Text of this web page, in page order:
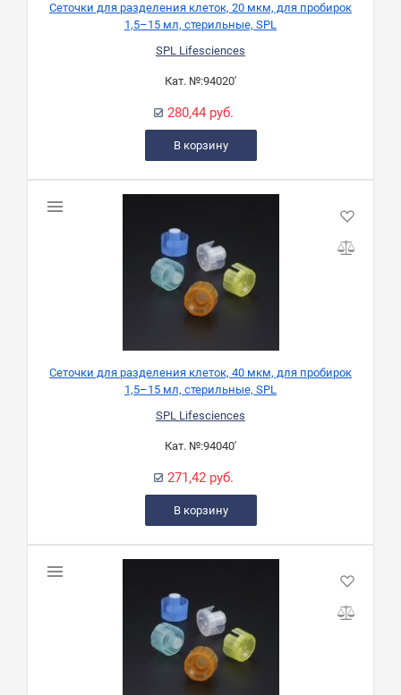
Сеточки для разделения клеток, 20 мкм, для пробирок
1,5–15 мл, стерильные, SPL
SPL Lifesciences
Кат. №:94020'
280,44 руб.
В корзину
Сеточки для разделения клеток, 40 мкм, для пробирок
1,5–15 мл, стерильные, SPL
SPL Lifesciences
Кат. №:94040'
271,42 руб.
В корзину